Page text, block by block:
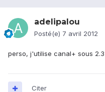
adelipalou
Posté(e) 7 avril 2012
perso, j'utilise canal+ sous
Citer